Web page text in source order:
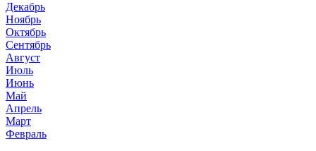
Декабрь
Ноябрь
Октябрь
Сентябрь
Август
Июль
Июнь
Май
Апрель
Март
Февраль